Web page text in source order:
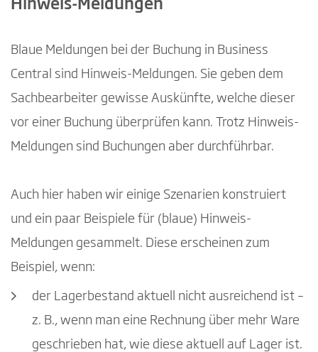
Hinweis-Meldungen
Blaue Meldungen bei der Buchung in Business
Central sind Hinweis-Meldungen. Sie geben dem
Sachbearbeiter gewisse Auskünfte, welche dieser
vor einer Buchung überprüfen kann. Trotz Hinweis-
Meldungen sind Buchungen aber durchführbar.
Auch hier haben wir einige Szenarien konstruiert
und ein paar Beispiele für (blaue) Hinweis-
Meldungen gesammelt. Diese erscheinen zum
Beispiel, wenn:
der Lagerbestand aktuell nicht ausreichend ist –
z. B., wenn man eine Rechnung über mehr Ware
geschrieben hat, wie diese aktuell auf Lager ist.